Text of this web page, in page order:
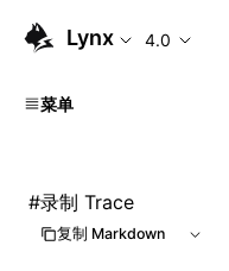
Lynx 4.0
菜单
#录制 Trace
复制 Markdown